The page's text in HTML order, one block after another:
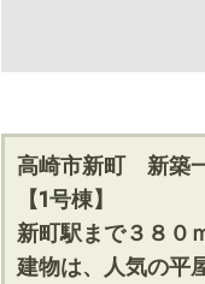
高崎市新町 新築
【1号棟】
新町駅まで３８０
建物は、人気の平